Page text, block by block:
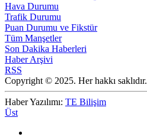
Hava Durumu
Trafik Durumu
Puan Durumu ve Fikstür
Tüm Manşetler
Son Dakika Haberleri
Haber Arşivi
RSS
Copyright © 2025. Her hakkı saklıdır.
Haber Yazılımı: TE Bilişim
Üst